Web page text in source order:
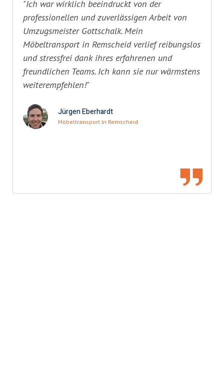
"Ich war wirklich beeindruckt von der
professionellen und zuverlässigen Arbeit von
Umzugsmeister Gottschalk. Mein
Möbeltransport in Remscheid verlief reibungslos
und stressfrei dank ihres erfahrenen und
freundlichen Teams. Ich kann sie nur wärmstens
weiterempfehlen!"
Jürgen Eberhardt
Möbeltransport in Remscheid